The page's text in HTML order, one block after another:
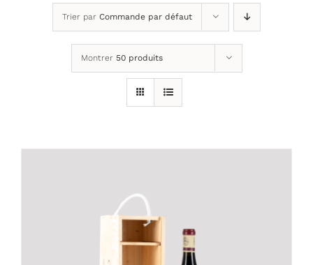
LE DOMAINE
Trier par Commande par défaut
Montrer 50 produits